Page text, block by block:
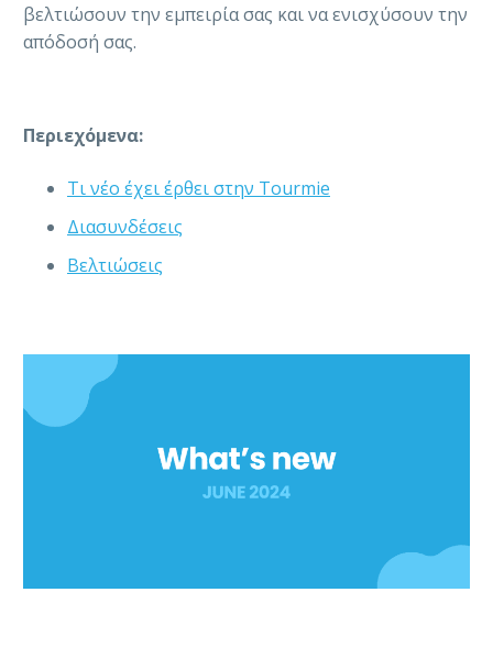
βελτιώσουν την εμπειρία σας και να ενισχύσουν την
απόδοσή σας.
Περιεχόμενα:
Τι νέο έχει έρθει στην Tourmie
Διασυνδέσεις
Βελτιώσεις